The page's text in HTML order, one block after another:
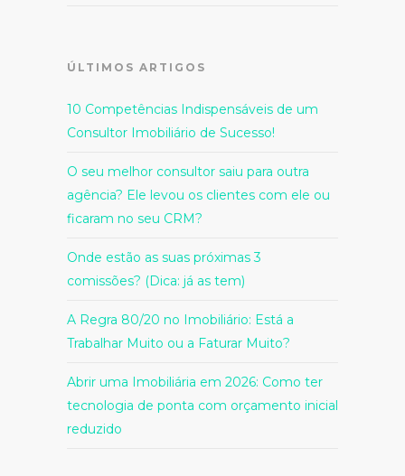
ÚLTIMOS ARTIGOS
10 Competências Indispensáveis de um
Consultor Imobiliário de Sucesso!
O seu melhor consultor saiu para outra
agência? Ele levou os clientes com ele ou
ficaram no seu CRM?
Onde estão as suas próximas 3
comissões? (Dica: já as tem)
A Regra 80/20 no Imobiliário: Está a
Trabalhar Muito ou a Faturar Muito?
Abrir uma Imobiliária em 2026: Como ter
tecnologia de ponta com orçamento inicial
reduzido